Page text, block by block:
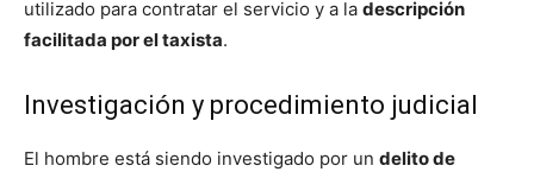
utilizado para contratar el servicio y a la descripción
facilitada por el taxista.
Investigación y procedimiento judicial
El hombre está siendo investigado por un delito de